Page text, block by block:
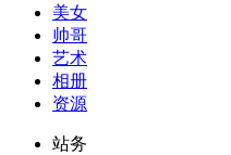
美女
帅哥
艺术
相册
资源
站务